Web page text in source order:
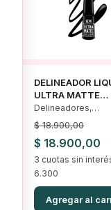
DELINEADOR
ULTRA MATTE
Delineadores,
Maquillajes,
Ojos
$18.900,00
El
precio
original
era:
$ 18.900,00
3 cuotas sin
6.300
Agregar al